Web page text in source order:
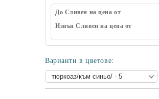
До Сливен на цена от
Извън Сливен на цена от
Варианти в цветове: